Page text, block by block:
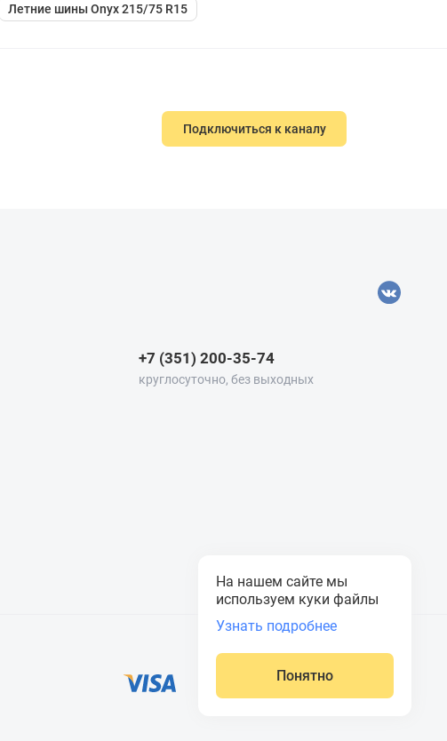
Летние шины Onyx 215/75 R15
Подключиться к каналу
+7 (351) 200-35-74
круглосуточно, без выходных
На нашем сайте мы
используем куки файлы
Узнать подробнее
Понятно